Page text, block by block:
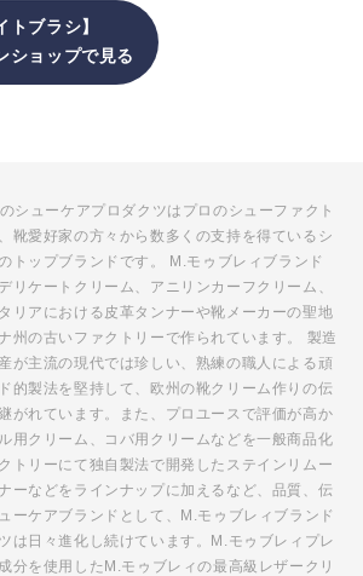
トブラシ】
ショップで見る
シューケアプロダクツはプロのシューファクト
靴愛好家の方々から数多くの支持を得ているシ
トップブランドです。 M.モゥブレィブランド
リケートクリーム、アニリンカーフクリーム、
リアにおける皮革タンナーや靴メーカーの聖地
州の古いファクトリーで作られています。 製造
が主流の現代では珍しい、熟練の職人による頑
的製法を堅持して、欧州の靴クリーム作りの伝
がれています。また、プロユースで評価が高か
用クリーム、コバ用クリームなどを一般商品化
トリーにて独自製法で開発したステインリムー
ーなどをラインナップに加えるなど、品質、伝
ーケアブランドとして、M.モゥブレィブランド
は日々進化し続けています。M.モゥブレィプレ
分を使用したM.モゥブレィの最高級レザークリ